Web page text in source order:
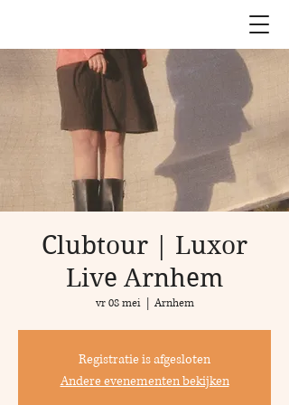
Clubtour | Luxor
Live Arnhem
vr 08 mei
  |
Arnhem
Registratie is afgesloten
Andere evenementen bekijken